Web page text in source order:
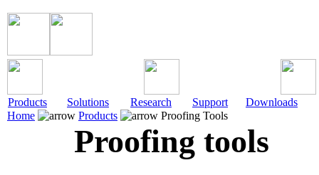
Products Solutions Research Support
Downloads
Home
Products Proofing Tools
Proofing tools